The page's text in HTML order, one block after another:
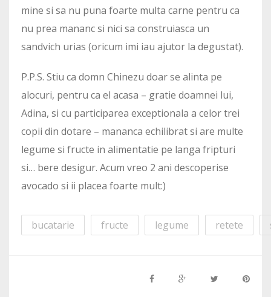
mine si sa nu puna foarte multa carne pentru ca
nu prea mananc si nici sa construiasca un
sandvich urias (oricum imi iau ajutor la degustat).
P.P.S. Stiu ca domn Chinezu doar se alinta pe
alocuri, pentru ca el acasa – gratie doamnei lui,
Adina, si cu participarea exceptionala a celor trei
copii din dotare – mananca echilibrat si are multe
legume si fructe in alimentatie pe langa fripturi
si… bere desigur. Acum vreo 2 ani descoperise
avocado si ii placea foarte mult:)
bucatarie fructe legume retete